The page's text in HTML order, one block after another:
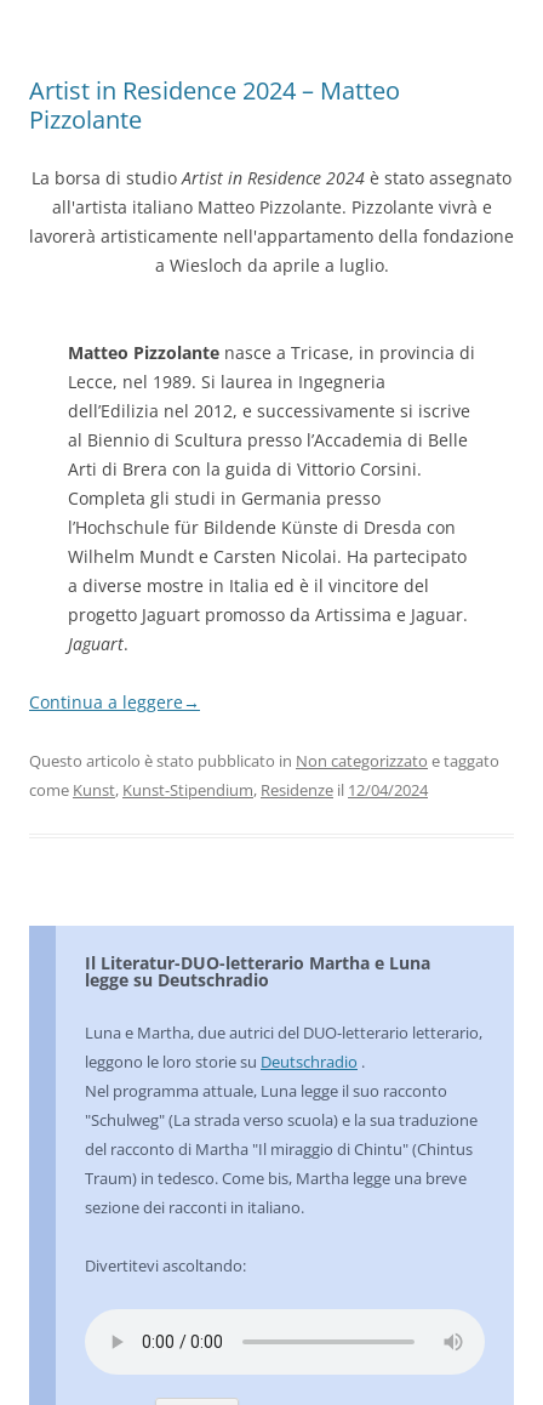
Artist in Residence 2024 – Matteo
Pizzolante
La borsa di studioArtist in Residence 2024 è stato assegnato
all'artista italiano Matteo Pizzolante. Pizzolante vivrà e
lavorerà artisticamente nell'appartamento della fondazione
a Wiesloch da aprile a luglio.
Matteo Pizzolante nasce a Tricase, in provincia di
Lecce, nel 1989. Si laurea in Ingegneria
dell’Edilizia nel 2012, e successivamente si iscrive
al Biennio di Scultura presso l’Accademia di Belle
Arti di Brera con la guida di Vittorio Corsini.
Completa gli studi in Germania presso
l’Hochschule für Bildende Künste di Dresda con
Wilhelm Mundt e Carsten Nicolai. Ha partecipato
a diverse mostre in Italia ed è il vincitore del
progetto Jaguart promosso da Artissima e Jaguar.
Jaguart.
Continua a leggere→
Questo articolo è stato pubblicato in Non categorizzato e taggato
come Kunst, Kunst-Stipendium, Residenze il 12/04/2024
Il Literatur-DUO-letterario Martha e Luna
legge su Deutschradio
Luna e Martha, due autrici del DUO-letterario letterario,
leggono le loro storie su Deutschradio .
Nel programma attuale, Luna legge il suo racconto
"Schulweg" (La strada verso scuola) e la sua traduzione
del racconto di Martha "Il miraggio di Chintu" (Chintus
Traum) in tedesco. Come bis, Martha legge una breve
sezione dei racconti in italiano.
Divertitevi ascoltando: